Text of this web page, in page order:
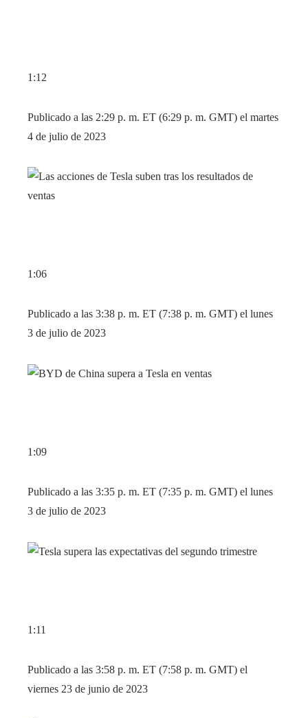
1:12
Publicado a las 2:29 p. m. ET (6:29 p. m. GMT) el martes
4 de julio de 2023
1:06
Publicado a las 3:38 p. m. ET (7:38 p. m. GMT) el lunes
3 de julio de 2023
1:09
Publicado a las 3:35 p. m. ET (7:35 p. m. GMT) el lunes
3 de julio de 2023
1:11
Publicado a las 3:58 p. m. ET (7:58 p. m. GMT) el
viernes 23 de junio de 2023